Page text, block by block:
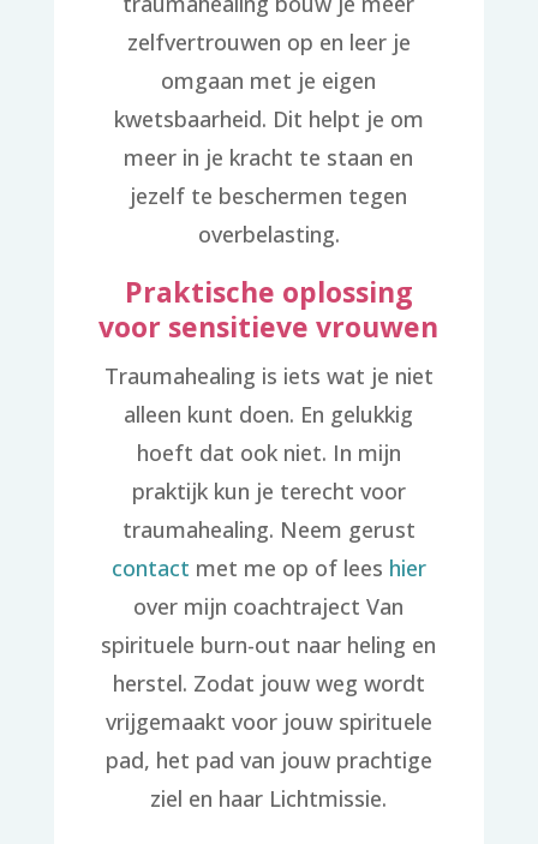
zelfvertrouwen op en leer je
omgaan met je eigen
kwetsbaarheid. Dit helpt je om
meer in je kracht te staan en
jezelf te beschermen tegen
overbelasting.
Praktische oplossing
voor sensitieve vrouwen
Traumahealing is iets wat je niet
alleen kunt doen. En gelukkig
hoeft dat ook niet. In mijn
praktijk kun je terecht voor
traumahealing. Neem gerust
contact met me op of lees hier
over mijn coachtraject Van
spirituele burn-out naar heling en
herstel. Zodat jouw weg wordt
vrijgemaakt voor jouw spirituele
pad, het pad van jouw prachtige
ziel en haar Lichtmissie.